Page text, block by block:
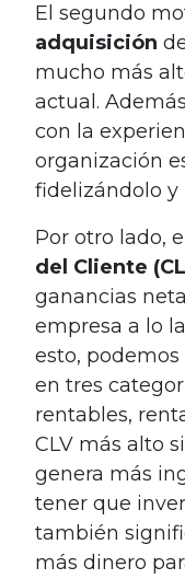
El segundo
adquisición
mucho más
actual.
con la
organización
fidelizándolo y
Por otro lado,
del Cliente
ganancias
empresa a lo
esto,
en tres
rentables,
CLV más alto
genera más
tener que
también
más dinero